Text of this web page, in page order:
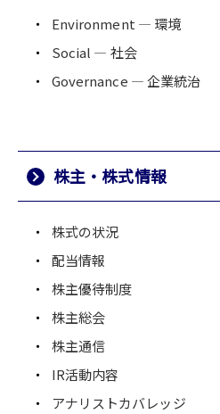
Environment ― 環境
Social ― 社会
Governance ― 企業統治
株主・株式情報
株式の状況
配当情報
株主優待制度
株主総会
株主通信
IR活動内容
アナリストカバレッジ